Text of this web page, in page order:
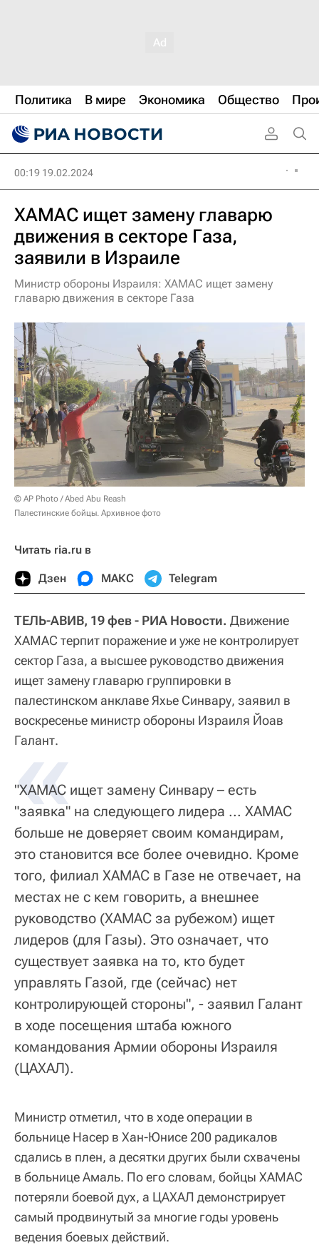
Политика В мире Экономика Общество
00:19 19.02.2024
ХАМАС ищет замену главарю
движения в секторе Газа,
заявили в Израиле
Министр обороны Израиля: ХАМАС ищет замену
главарю движения в секторе Газа
© AP Photo / Abed Abu Reash
Палестинские бойцы. Архивное фото
Читать ria.ru в
Дзен МАКС Telegram
ТЕЛЬ-АВИВ, 19 фев - РИА Новости. Движение
ХАМАС терпит поражение и уже не контролирует
сектор Газа, а высшее руководство движения
ищет замену главарю группировки в
палестинском анклаве Яхье Синвару, заявил в
воскресенье министр обороны Израиля Йоав
Галант.
«
"ХАМАС ищет замену Синвару – есть
"заявка" на следующего лидера ... ХАМАС
больше не доверяет своим командирам,
это становится все более очевидно. Кроме
того, филиал ХАМАС в Газе не отвечает, на
местах не с кем говорить, а внешнее
руководство (ХАМАС за рубежом) ищет
лидеров (для Газы). Это означает, что
существует заявка на то, кто будет
управлять Газой, где (сейчас) нет
контролирующей стороны", - заявил Галант
в ходе посещения штаба южного
командования Армии обороны Израиля
(ЦАХАЛ).
Министр отметил, что в ходе операции в
больнице Насер в Хан-Юнисе 200 радикалов
сдались в плен, а десятки других были схвачены
в больнице Амаль. По его словам, бойцы ХАМАС
потеряли боевой дух, а ЦАХАЛ демонстрирует
самый продвинутый за многие годы уровень
ведения боевых действий.